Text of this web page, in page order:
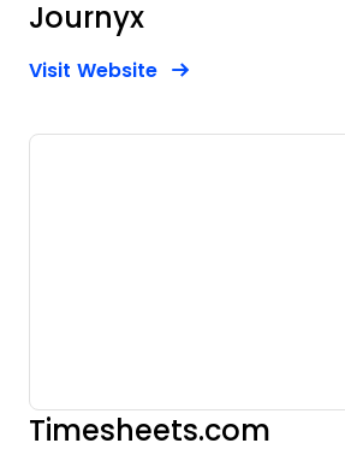
Journyx
Visit WebsiteOpens New Window
Timesheets.com